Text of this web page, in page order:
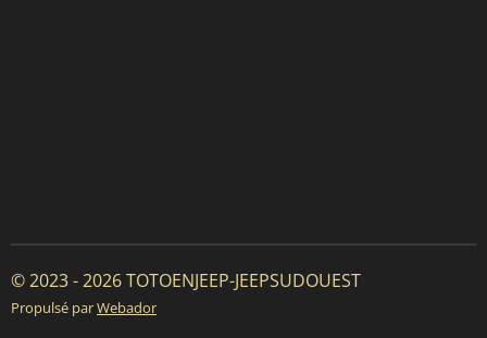
© 2023 - 2026 TOTOENJEEP-JEEPSUDOUEST
Propulsé parWebador